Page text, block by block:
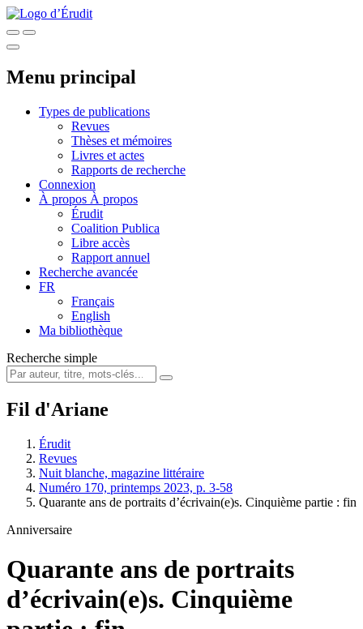
Menu principal
Types de publications
Revues
Thèses et mémoires
Livres et actes
Rapports de recherche
Connexion
À propos À propos
Érudit
Coalition Publica
Libre accès
Rapport annuel
Recherche avancée
FR
Français
English
Ma bibliothèque
Recherche simple
Fil d'Ariane
Érudit
Revues
Nuit blanche, magazine littéraire
Numéro 170, printemps 2023, p. 3-58
Quarante ans de portraits d’écrivain(e)s. Cinquième partie : fin
Anniversaire
Quarante ans de portraits
d’écrivain(e)s. Cinquième